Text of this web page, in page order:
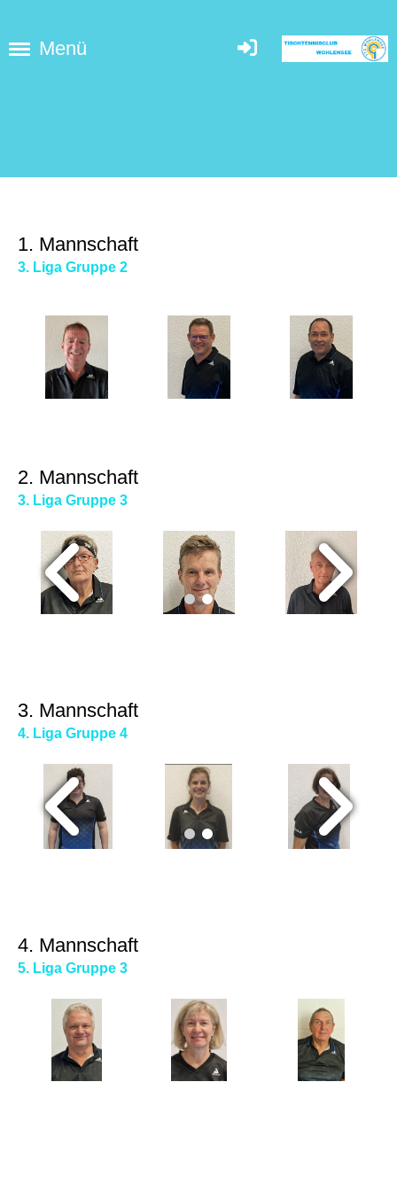
Menü
1. Mannschaft
3. Liga Gruppe 2
2. Mannschaft
3. Liga Gruppe 3
3. Mannschaft
4. Liga Gruppe 4
4. Mannschaft
5. Liga Gruppe 3